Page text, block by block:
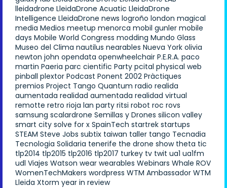
lleidadrone LleidaDrone Acuatic LleidaDrone
Intelligence LleidaDrone news logroño london magical
media Medios meetup menorca mobil gunler mobile
days Mobile World Congress modding Mundo Glass
Museo del Clima nautilus nearables Nueva York olivia
newton john opendata openwheelchair P.E.R.A. paco
martin Paeria parc cientific Party pcital physical web
pinball plextor Podcast Ponent 2002 Pràctiques
premios Project Tango Quantum radio realida
aumentada realidad aumentada realidad virtual
remotte retro rioja lan party ritsi robot roc rovs
samsung scalardrone Semillas y Drones silicon valley
smart city solve for x SpainTech startrek startups
STEAM Steve Jobs subtix taiwan taller tango Tecnadia
Tecnologia Solidaria tenerife the drone show theta tic
tlp2014 tlp2015 tlp2016 tlp2017 turkey tv twit ua1 ua1fm
udl Viajes Watson wear wearables Webinars Whale ROV
WomenTechMakers wordpress WTM Ambassador WTM
Lleida Xtorm year in review